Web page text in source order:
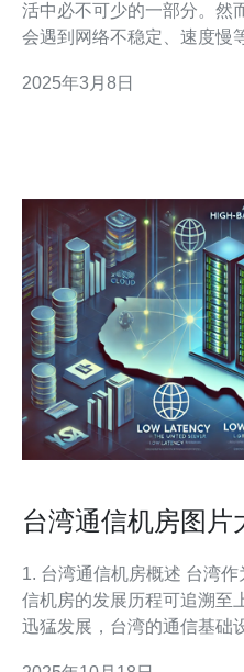
活中必不可少的一部分。然
会遇到网络不稳定、速度慢
者或海外留学生设计的网络
2025年3月8日
台湾通信机房图片
1. 台湾通信机房概述 台湾作为亚洲重要的通信枢纽，其通
信机房的发展历程可追溯至
迅猛发展，台湾的通信基础